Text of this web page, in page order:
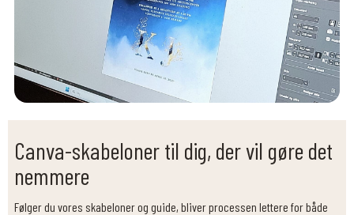
Canva-skabeloner til dig, der vil gøre det
nemmere
Følger du vores skabeloner og guide, bliver processen lettere for både